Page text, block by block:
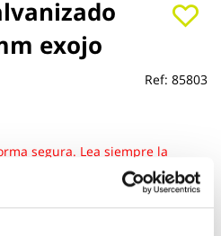
exojo
Ref: 85803
segura. Lea siempre la
el biocida antes de usarlo
Ver más